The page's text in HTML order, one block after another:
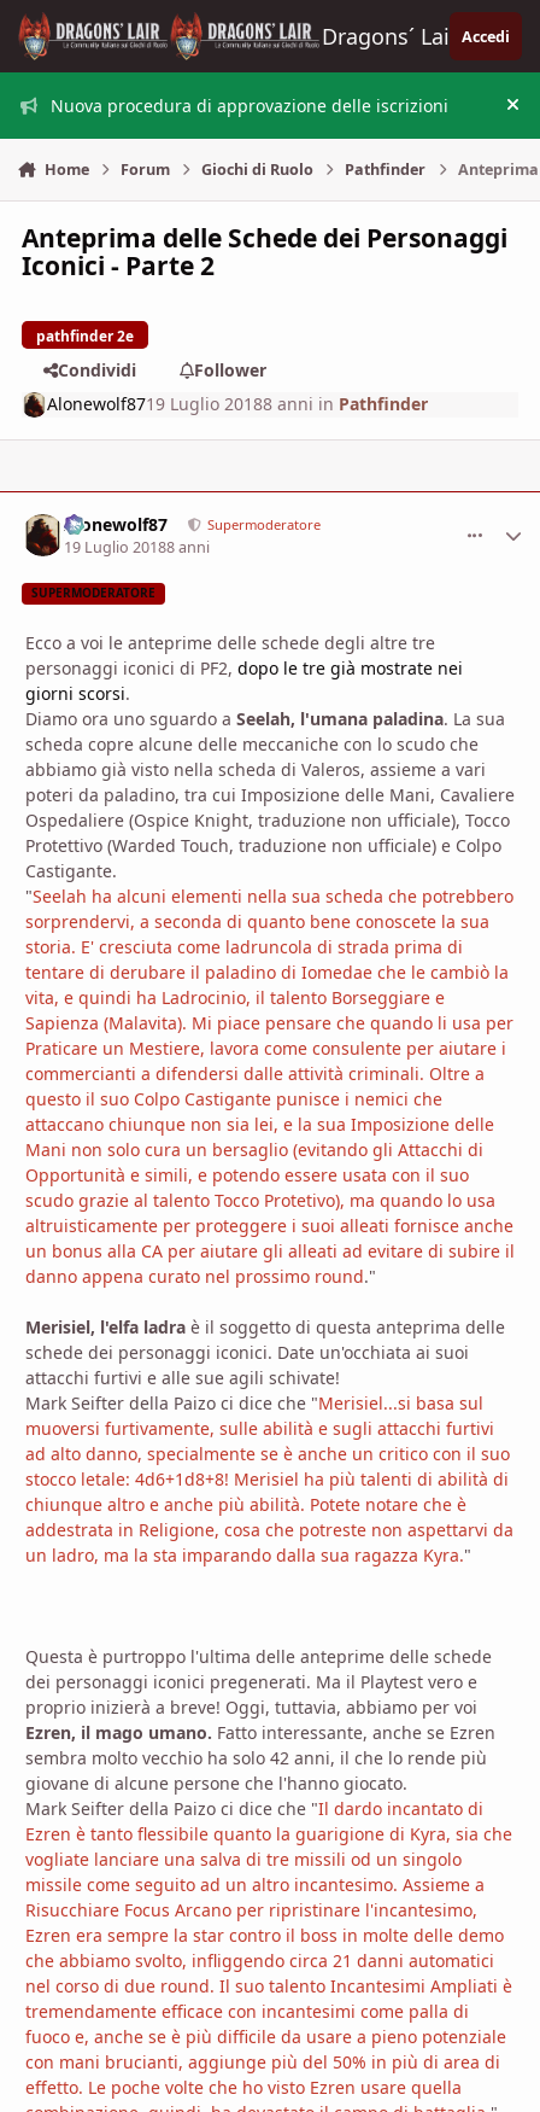
Vai al contenuto
Dragons´ Lair Accedi
Nuova procedura di approvazione delle iscrizioni
Home Forum Giochi di Ruolo Pathfinder Anteprima
Anteprima delle Schede dei Personaggi
Iconici - Parte 2
pathfinder 2e
Condividi
Follower
Alonewolf8719 Luglio 20188 anni in Pathfinder
Alonewolf87 Supermoderatore
19 Luglio 20188 anni
SUPERMODERATORE
Ecco a voi le anteprime delle schede degli altre tre
personaggi iconici di PF2, dopo le tre già mostrate nei
giorni scorsi.
Diamo ora uno sguardo a Seelah, l'umana paladina. La sua
scheda copre alcune delle meccaniche con lo scudo che
abbiamo già visto nella scheda di Valeros, assieme a vari
poteri da paladino, tra cui Imposizione delle Mani, Cavaliere
Ospedaliere (Ospice Knight, traduzione non ufficiale), Tocco
Protettivo (Warded Touch, traduzione non ufficiale) e Colpo
Castigante.
"Seelah ha alcuni elementi nella sua scheda che potrebbero
sorprendervi, a seconda di quanto bene conoscete la sua
storia. E' cresciuta come ladruncola di strada prima di
tentare di derubare il paladino di Iomedae che le cambiò la
vita, e quindi ha Ladrocinio, il talento Borseggiare e
Sapienza (Malavita). Mi piace pensare che quando li usa per
Praticare un Mestiere, lavora come consulente per aiutare i
commercianti a difendersi dalle attività criminali. Oltre a
questo il suo Colpo Castigante punisce i nemici che
attaccano chiunque non sia lei, e la sua Imposizione delle
Mani non solo cura un bersaglio (evitando gli Attacchi di
Opportunità e simili, e potendo essere usata con il suo
scudo grazie al talento Tocco Protetivo), ma quando lo usa
altruisticamente per proteggere i suoi alleati fornisce anche
un bonus alla CA per aiutare gli alleati ad evitare di subire il
danno appena curato nel prossimo round."
Merisiel, l'elfa ladra è il soggetto di questa anteprima delle
schede dei personaggi iconici. Date un'occhiata ai suoi
attacchi furtivi e alle sue agili schivate!
Mark Seifter della Paizo ci dice che "Merisiel...si basa sul
muoversi furtivamente, sulle abilità e sugli attacchi furtivi
ad alto danno, specialmente se è anche un critico con il suo
stocco letale: 4d6+1d8+8! Merisiel ha più talenti di abilità di
chiunque altro e anche più abilità. Potete notare che è
addestrata in Religione, cosa che potreste non aspettarvi da
un ladro, ma la sta imparando dalla sua ragazza Kyra."
Questa è purtroppo l'ultima delle anteprime delle schede
dei personaggi iconici pregenerati. Ma il Playtest vero e
proprio inizierà a breve! Oggi, tuttavia, abbiamo per voi
Ezren, il mago umano. Fatto interessante, anche se Ezren
sembra molto vecchio ha solo 42 anni, il che lo rende più
giovane di alcune persone che l'hanno giocato.
Mark Seifter della Paizo ci dice che "Il dardo incantato di
Ezren è tanto flessibile quanto la guarigione di Kyra, sia che
vogliate lanciare una salva di tre missili od un singolo
missile come seguito ad un altro incantesimo. Assieme a
Risucchiare Focus Arcano per ripristinare l'incantesimo,
Ezren era sempre la star contro il boss in molte delle demo
che abbiamo svolto, infliggendo circa 21 danni automatici
nel corso di due round. Il suo talento Incantesimi Ampliati è
tremendamente efficace con incantesimi come palla di
fuoco e, anche se è più difficile da usare a pieno potenziale
con mani brucianti, aggiunge più del 50% in più di area di
effetto. Le poche volte che ho visto Ezren usare quella